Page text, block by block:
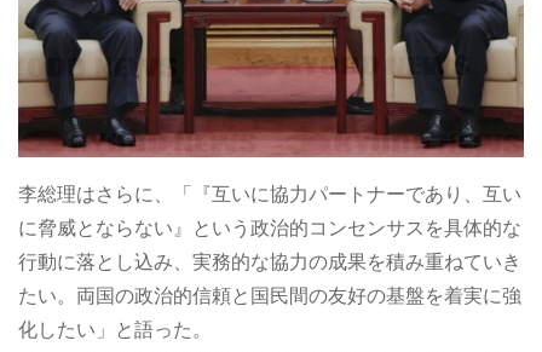
李総理はさらに、「『互いに協力パートナーであり、互い
に脅威とならない』という政治的コンセンサスを具体的な
行動に落とし込み、実務的な協力の成果を積み重ねていき
たい。両国の政治的信頼と国民間の友好の基盤を着実に強
化したい」と語った。